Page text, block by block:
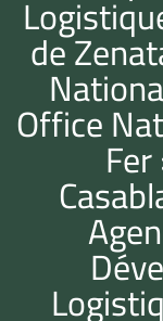
de
Office